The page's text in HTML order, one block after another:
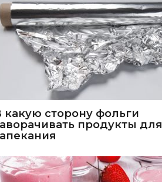
какую сторону фольги
продукты для